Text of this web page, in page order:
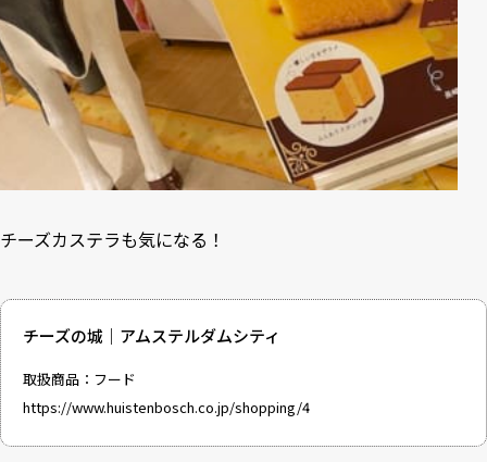
チーズカステラも気になる！
チーズの城｜アムステルダムシティ
取扱商品：フード
https://www.huistenbosch.co.jp/shopping/4